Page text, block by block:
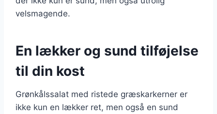
velsmagende.
En lækker og sund tilføjelse
til din kost
Grønkålssalat med ristede græskarkerner er
ikke kun en lækker ret, men også en sund